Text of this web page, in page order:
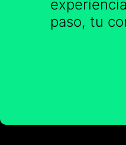
paso, tu